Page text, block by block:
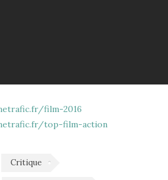
film-2016
top-film-action
Critique